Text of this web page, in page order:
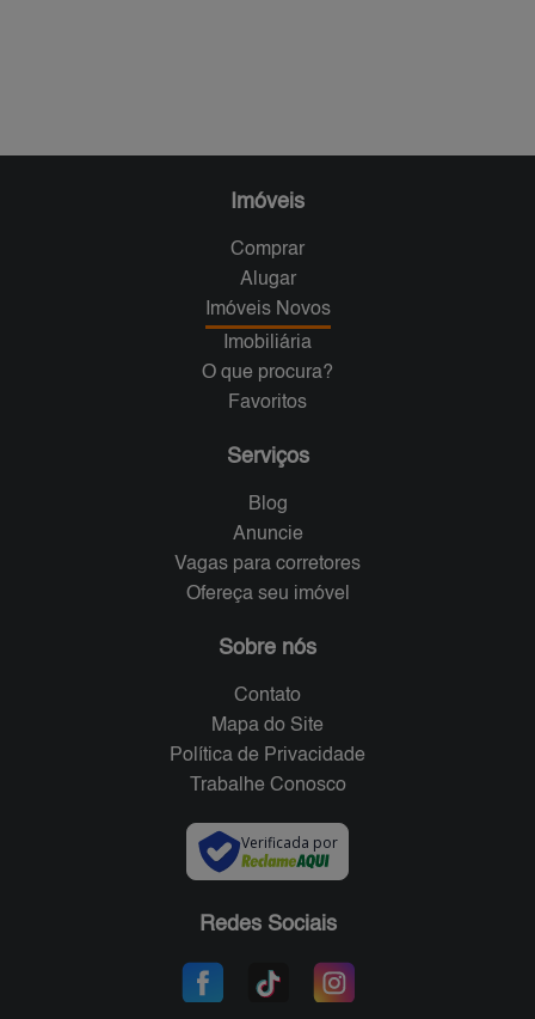
Imóveis
Comprar
Alugar
Imóveis Novos
Imobiliária
O que procura?
Favoritos
Serviços
Blog
Anuncie
Vagas para corretores
Ofereça seu imóvel
Sobre nós
Contato
Mapa do Site
Política de Privacidade
Trabalhe Conosco
Verificada por
Redes Sociais